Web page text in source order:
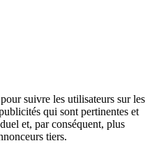
suivre les utilisateurs sur les
qui sont pertinentes et
et, par conséquent, plus
tiers.